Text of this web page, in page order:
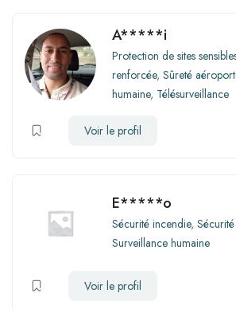
A*****i
Protection de sites
renforcée, Sûreté
humaine, Télésurveillance
Voir le profil
E*****o
Sécurité incendie,
Surveillance humaine
Voir le profil